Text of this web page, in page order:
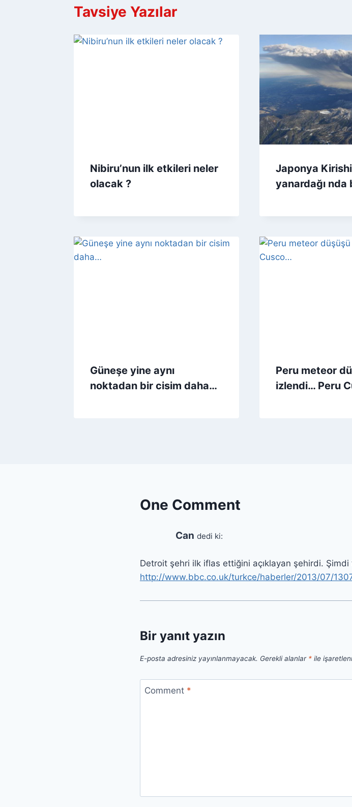
Tavsiye Yazılar
Nibiru’nun ilk etkileri neler
olacak ?
Japonya
yanardağı nda
Güneşe yine aynı
noktadan bir cisim daha…
Peru meteor
izlendi… Peru
One Comment
Can dedi ki:
Detroit şehri ilk iflas ettiğini açıklayan şehirdi. Şimdi
http://www.bbc.co.uk/turkce/haberler/2013/07/
Bir yanıt yazın
E-posta adresiniz yayınlanmayacak. Gerekli alanlar * ile
Comment *